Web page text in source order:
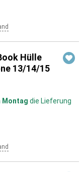
Hülle
13/14/15
Montag die Lieferung